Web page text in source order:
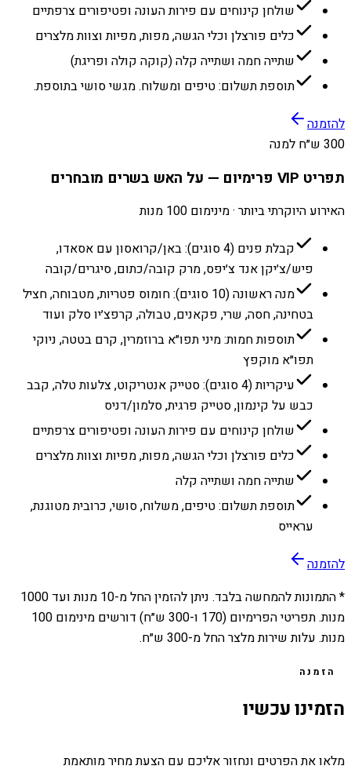
שולחן קינוחים עם פירות העונה ופטיפורים צרפתיים
כלים פורצלן וכלי הגשה, מפות, מפיות וצוות מלצרים
שתייה חמה ושתייה קלה (קוקה קולה ופריגת)
תוספת תשלום: טיפים ומשלוח. מגשי סושי בתוספת.
להזמנה
300 ש״ח למנה
תפריט VIP פרימיום — על האש בשרים מובחרים
האירוע היוקרתי ביותר · מינימום 100 מנות
קבלת פנים (4 סוגים): באן/קרואסון עם אסאדו,
פיש/צ׳יקן אנד צ׳יפס, מרק קובה/כתום, סיגרים/קובה
מנה ראשונה (10 סוגים): חומוס פטריות, מטבוחה, חציל
בטחינה, חסה, שרי, פקאנים, טבולה, קרפצ׳יו סלק ועוד
תוספות חמות: מיני תפו״א ברוזמרין, קרם בטטה, ניוקי
תפו״א מוקפץ
עיקריות (4 סוגים): סטייק אנטריקוט, צלעות טלה, קבב
כבש על קינמון, סטייק פרגית, סלמון/דניס
שולחן קינוחים עם פירות העונה ופטיפורים צרפתיים
כלים פורצלן וכלי הגשה, מפות, מפיות וצוות מלצרים
שתייה חמה ושתייה קלה
תוספת תשלום: טיפים, משלוח, סושי, כרובית מטוגנת,
עראייס
להזמנה
* התמונות להמחשה בלבד. ניתן להזמין החל מ-10 מנות ועד 1000
מנות. תפריטי הפרימיום (170 ו-300 ש״ח) דורשים מינימום 100
מנות. עלות שירות מלצר החל מ-300 ש״ח.
הזמנה
הזמינו עכשיו
מלאו את הפרטים ונחזור אליכם עם הצעת מחיר מותאמת